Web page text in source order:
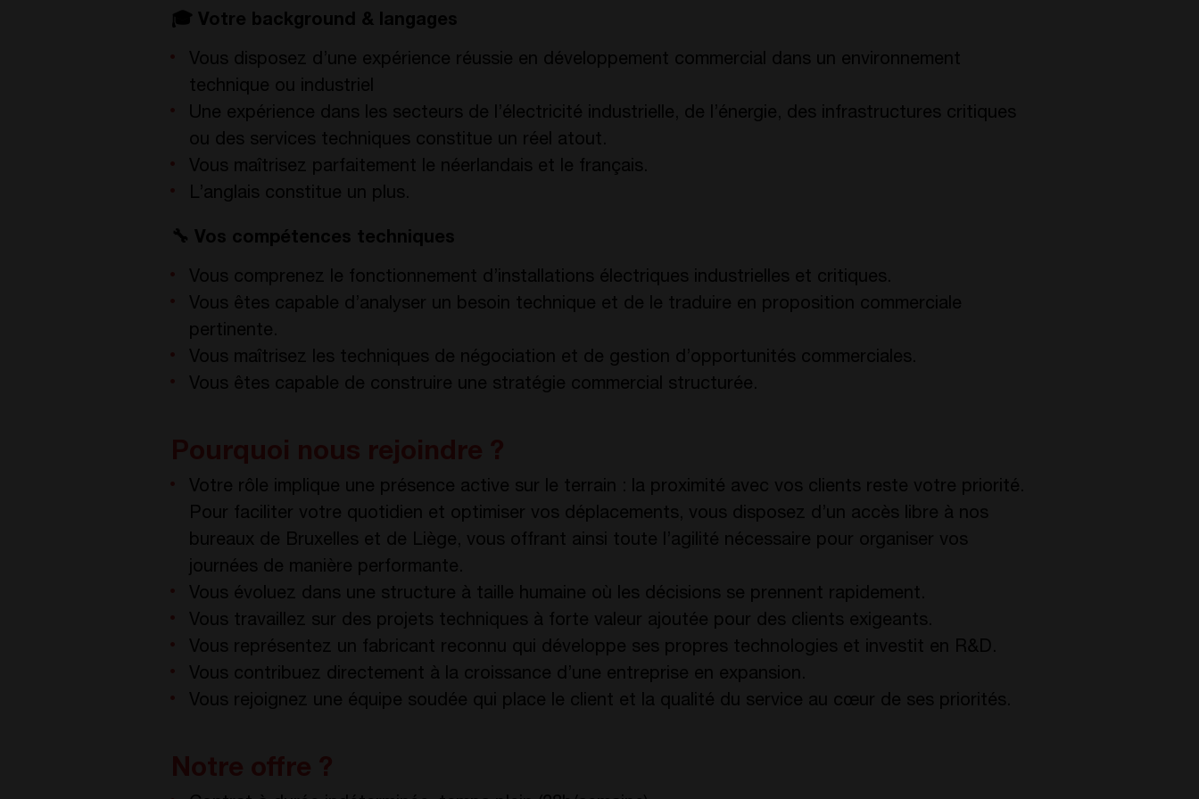
🎓 Votre background & langages
Vous disposez d’une expérience réussie en développement commercial dans un environnement
technique ou industriel
Une expérience dans les secteurs de l’électricité industrielle, de l’énergie, des infrastructures critiques
ou des services techniques constitue un réel atout.
Vous maîtrisez parfaitement le néerlandais et le français.
L’anglais constitue un plus.
🔧 Vos compétences techniques
Vous comprenez le fonctionnement d’installations électriques industrielles et critiques.
Vous êtes capable d’analyser un besoin technique et de le traduire en proposition commerciale
pertinente.
Vous maîtrisez les techniques de négociation et de gestion d’opportunités commerciales.
Vous êtes capable de construire une stratégie commercial structurée.
Votre rôle implique une présence active sur le terrain : la proximité avec vos clients reste votre priorité.
Pour faciliter votre quotidien et optimiser vos déplacements, vous disposez d’un accès libre à nos
bureaux de Bruxelles et de Liège, vous offrant ainsi toute l’agilité nécessaire pour organiser vos
journées de manière performante.
Vous évoluez dans une structure à taille humaine où les décisions se prennent rapidement.
Vous travaillez sur des projets techniques à forte valeur ajoutée pour des clients exigeants.
Vous représentez un fabricant reconnu qui développe ses propres technologies et investit en R&D.
Vous contribuez directement à la croissance d’une entreprise en expansion.
Vous rejoignez une équipe soudée qui place le client et la qualité du service au cœur de ses priorités.